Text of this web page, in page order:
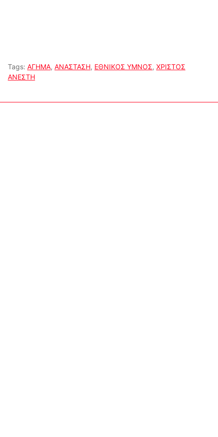
Tags: ΑΓΗΜΑ, ΑΝΑΣΤΑΣΗ, ΕΘΝΙΚΟΣ ΥΜΝΟΣ, ΧΡΙΣΤΟΣ
ΑΝΕΣΤΗ